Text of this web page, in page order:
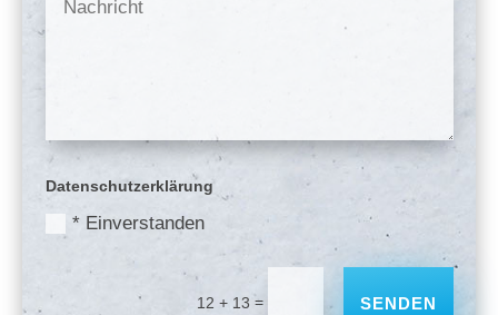
Datenschutzerklärung
* Einverstanden
12 + 13 = SENDEN